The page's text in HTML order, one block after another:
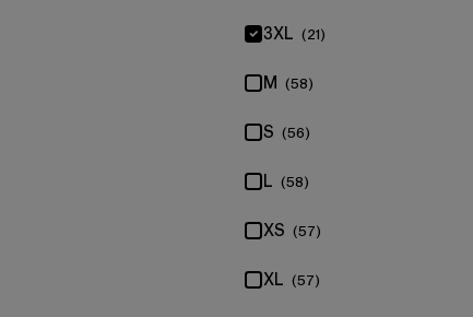
3XL (21)
M (58)
S (56)
L (58)
XS (57)
XL (57)